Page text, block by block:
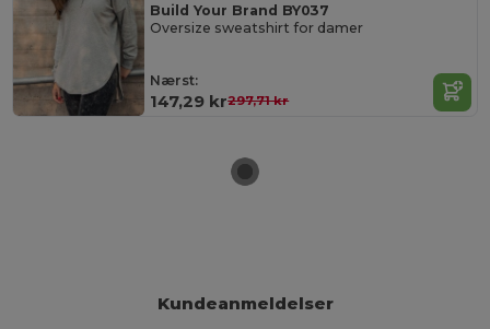
Build Your Brand BY037
Oversize sweatshirt for damer
Nærst:
147,29 kr297,71 kr
Kundeanmeldelser